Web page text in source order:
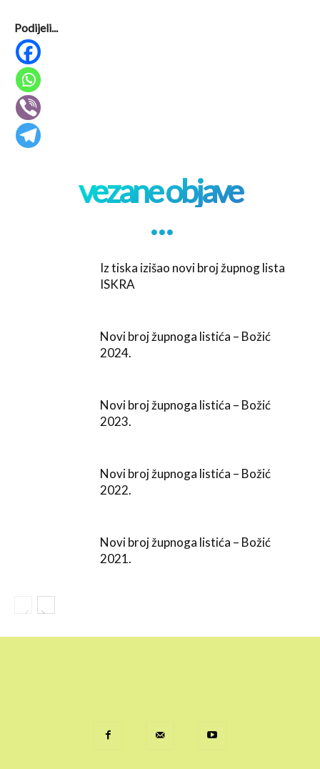
Podijeli...
vezane objave
. . .
Iz tiska izišao novi broj župnog lista
ISKRA
Novi broj župnoga listića – Božić
2024.
Novi broj župnoga listića – Božić
2023.
Novi broj župnoga listića – Božić
2022.
Novi broj župnoga listića – Božić
2021.